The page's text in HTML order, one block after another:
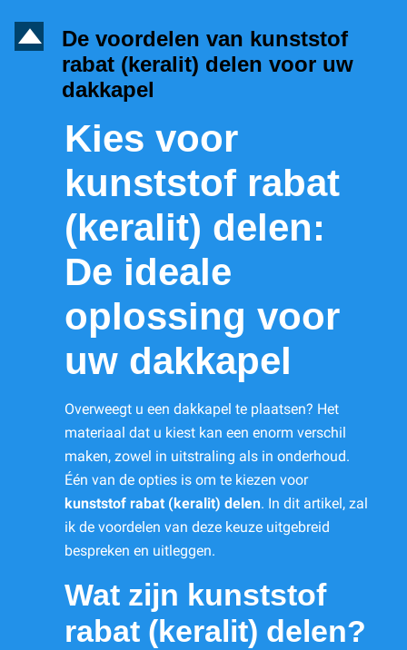
D
De voordelen van kunststof
rabat (keralit) delen voor uw
dakkapel
Kies voor
kunststof rabat
(keralit) delen:
De ideale
oplossing voor
uw dakkapel
Overweegt u een dakkapel te plaatsen? Het
materiaal dat u kiest kan een enorm verschil
maken, zowel in uitstraling als in onderhoud.
Één van de opties is om te kiezen voor
kunststof rabat (keralit) delen. In dit artikel, zal
ik de voordelen van deze keuze uitgebreid
bespreken en uitleggen.
Wat zijn kunststof
rabat (keralit) delen?